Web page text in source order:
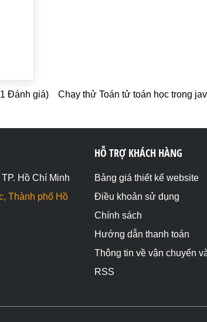
Chạy thử Toán tử toán học trong
Đánh giá)
Hồ Chí Minh
Thành phố Hồ
HỖ TRỢ KHÁCH HÀNG
Bảng giá thiết kế website
Điều khoản sử dụng
Chính sách
Hướng dẫn thanh toán
Thông tin về vận chuyển
RSS